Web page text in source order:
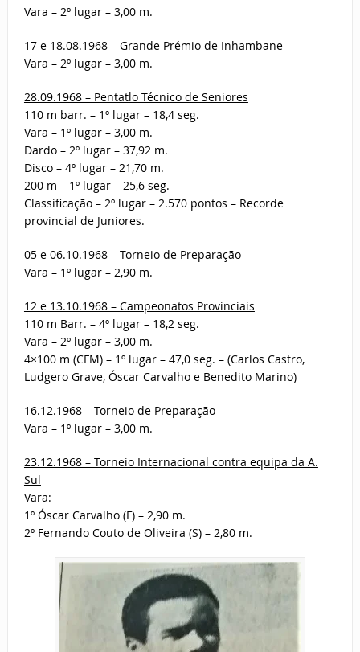
Vara – 2º lugar – 3,00 m.
17 e 18.08.1968 – Grande Prémio de Inhambane
Vara – 2º lugar – 3,00 m.
28.09.1968 – Pentatlo Técnico de Seniores
110 m barr. – 1º lugar – 18,4 seg.
Vara – 1º lugar – 3,00 m.
Dardo – 2º lugar – 37,92 m.
Disco – 4º lugar – 21,70 m.
200 m – 1º lugar – 25,6 seg.
Classificação – 2º lugar – 2.570 pontos – Recorde
provincial de Juniores.
05 e 06.10.1968 – Torneio de Preparação
Vara – 1º lugar – 2,90 m.
12 e 13.10.1968 – Campeonatos Provinciais
110 m Barr. – 4º lugar – 18,2 seg.
Vara – 2º lugar – 3,00 m.
4×100 m (CFM) – 1º lugar – 47,0 seg. – (Carlos Castro,
Ludgero Grave, Óscar Carvalho e Benedito Marino)
16.12.1968 – Torneio de Preparação
Vara – 1º lugar – 3,00 m.
23.12.1968 – Torneio Internacional contra equipa da A.
Sul
Vara:
1º Óscar Carvalho (F) – 2,90 m.
2º Fernando Couto de Oliveira (S) – 2,80 m.